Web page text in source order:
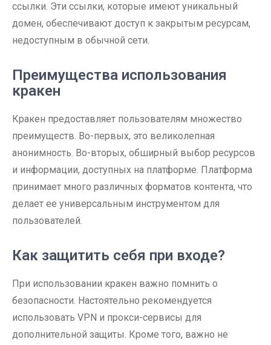
ссылки. Эти ссылки, которые имеют уникальный
домен, обеспечивают доступ к закрытым ресурсам,
недоступным в обычной сети.
Преимущества использования
кракен
Кракен предоставляет пользователям множество
преимуществ. Во-первых, это великолепная
анонимность. Во-вторых, обширный выбор ресурсов
и информации, доступных на платформе. Платформа
принимает много различных форматов контента, что
делает ее универсальным инструментом для
пользователей.
Как защитить себя при входе?
При использовании кракен важно помнить о
безопасности. Настоятельно рекомендуется
использовать VPN и прокси-сервисы для
дополнительной защиты. Кроме того, важно не